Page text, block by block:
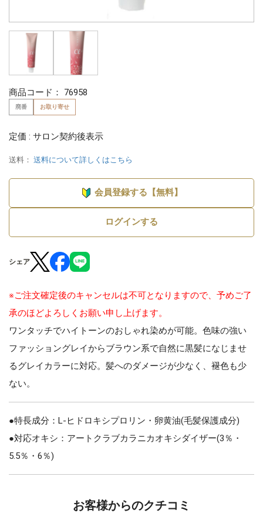
商品コード： 76958
廃番 お取り寄せ
定価 : サロン契約後表示
送料： 送料について詳しくはこちら
会員登録する【無料】
ログインする
シェア
※ご注文確定後のキャンセルは不可となりますので、予めご了
承のほどよろしくお願い申し上げます。
ワンタッチでハイトーンのおしゃれ染めが可能。色味の強い
ファッショングレイからブラウン系で自然に黒髪になじませ
るグレイカラーに対応。髪へのダメージが少なく、褪色も少
ない。
●特長成分：L-ヒドロキシプロリン・卵黄油(毛髪保護成分)
●対応オキシ：アートクラブカラニカオキシダイザー(3％・
5.5％・6％)
お客様からのクチコミ